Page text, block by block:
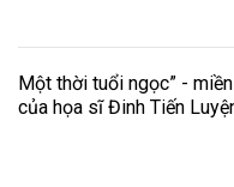
Một thời tuổi ngọc” -
của họa sĩ Đinh Tiến